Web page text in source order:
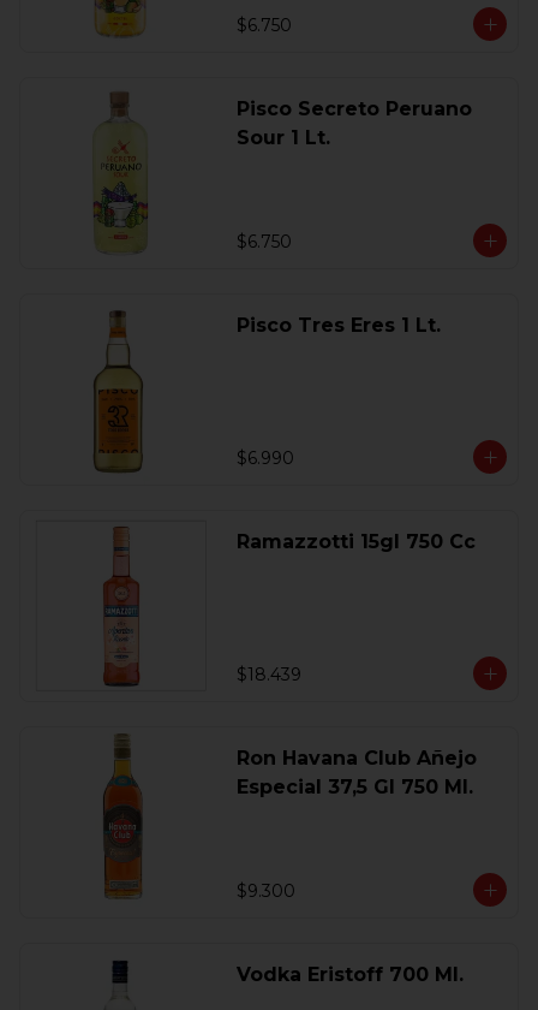
$6.750
Pisco Secreto Peruano
Sour 1 Lt.
$6.750
Pisco Tres Eres 1 Lt.
$6.990
Ramazzotti 15gl 750 Cc
$18.439
Ron Havana Club Añejo
Especial 37,5 Gl 750 Ml.
$9.300
Vodka Eristoff 700 Ml.